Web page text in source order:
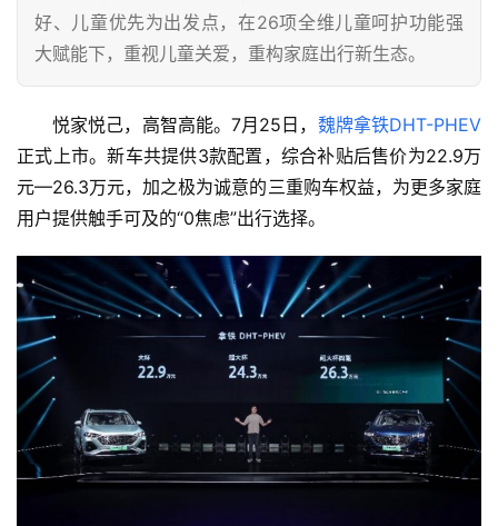
好、儿童优先为出发点，在26项全维儿童呵护功能强
大赋能下，重视儿童关爱，重构家庭出行新生态。
悦家悦己，高智高能。7月25日， 魏牌拿铁DHT-PHEV
正式上市。新车共提供3款配置，综合补贴后售价为22.9万
元—26.3万元，加之极为诚意的三重购车权益，为更多家庭
用户提供触手可及的“0焦虑”出行选择。